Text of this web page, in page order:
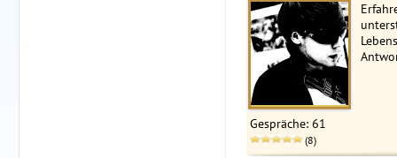
Gespräche: 61
(8)